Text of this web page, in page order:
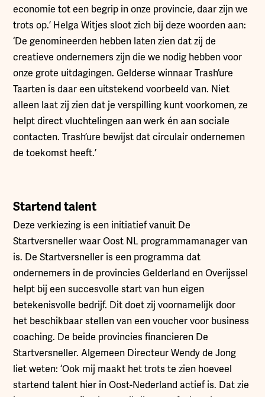
economie tot een begrip in onze provincie, daar zijn we
trots op.’ Helga Witjes sloot zich bij deze woorden aan:
‘De genomineerden hebben laten zien dat zij de
creatieve ondernemers zijn die we nodig hebben voor
onze grote uitdagingen. Gelderse winnaar Trash’ure
Taarten is daar een uitstekend voorbeeld van. Niet
alleen laat zij zien dat je verspilling kunt voorkomen, ze
helpt direct vluchtelingen aan werk én aan sociale
contacten. Trash’ure bewijst dat circulair ondernemen
de toekomst heeft.’
Startend talent
Deze verkiezing is een initiatief vanuit De
Startversneller waar Oost NL programmamanager van
is. De Startversneller is een programma dat
ondernemers in de provincies Gelderland en Overijssel
helpt bij een succesvolle start van hun eigen
betekenisvolle bedrijf. Dit doet zij voornamelijk door
het beschikbaar stellen van een voucher voor business
coaching. De beide provincies financieren De
Startversneller. Algemeen Directeur Wendy de Jong
liet weten: ‘Ook mij maakt het trots te zien hoeveel
startend talent hier in Oost-Nederland actief is. Dat zie